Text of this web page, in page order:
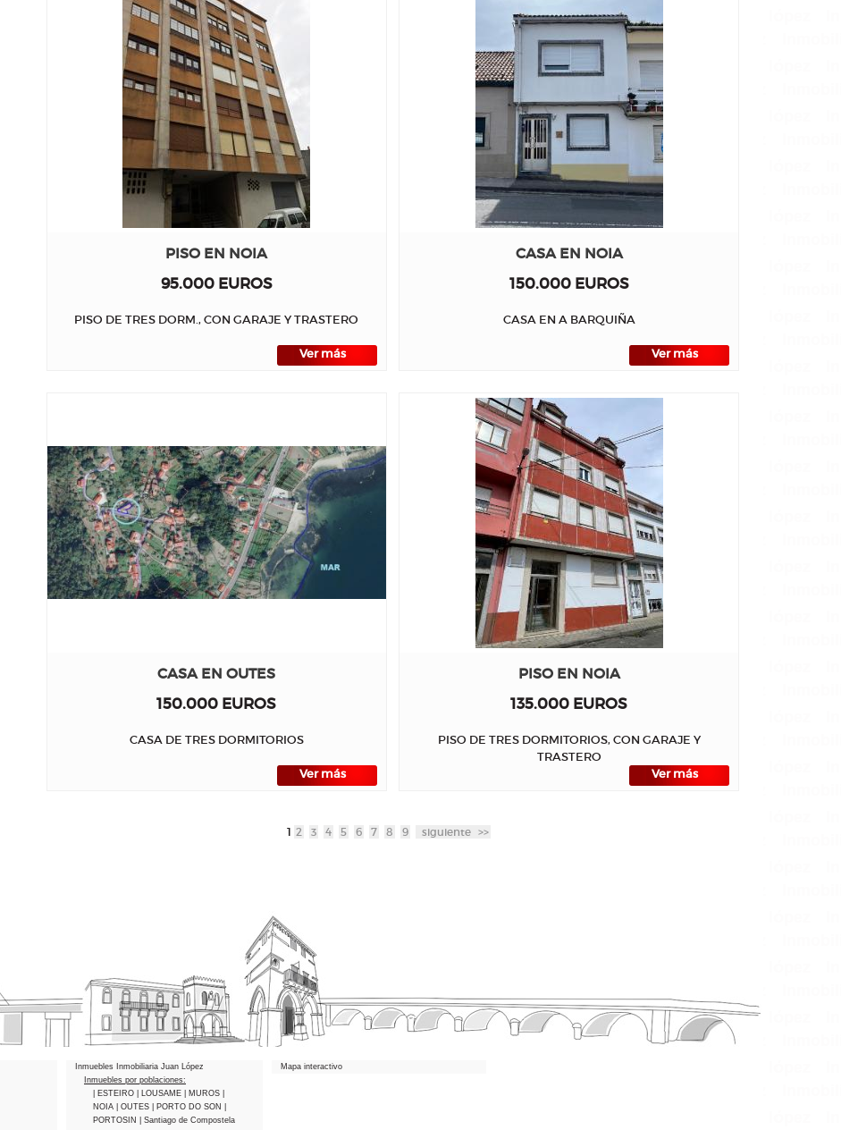
PISO EN NOIA
95.000 EUROS
PISO DE TRES DORM., CON GARAJE Y TRASTERO
Ver más
CASA EN NOIA
150.000 EUROS
CASA EN A BARQUIÑA
Ver más
CASA EN OUTES
150.000 EUROS
CASA DE TRES DORMITORIOS
Ver más
PISO EN NOIA
135.000 EUROS
PISO DE TRES DORMITORIOS, CON GARAJE Y
TRASTERO
Ver más
1 2 3 4 5 6 7 8 9 siguiente >>
Inmuebles Inmobiliaria Juan López
Inmuebles por poblaciones:
| ESTEIRO
| LOUSAME | MUROS
NOIA
| OUTES | PORTO DO SON
PORTOSIN
| Santiago de Compostela
Mapa interactivo